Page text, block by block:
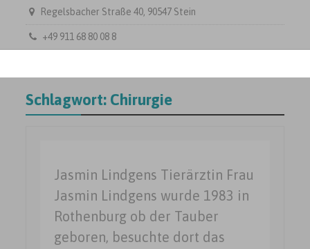
Regelsbacher Straße 40, 90547 Stein
+49 911 68 80 08 8
Schlagwort: Chirurgie
Jasmin Lindgens Tierärztin Frau
Jasmin Lindgens wurde 1983 in
Rothenburg ob der Tauber
geboren, besuchte dort das